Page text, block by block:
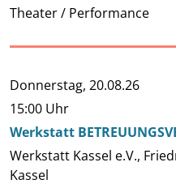
Theater / Performance
Donnerstag, 20.08.26
15:00 Uhr
Werkstatt
Werkstatt Kassel e.V.,
Kassel